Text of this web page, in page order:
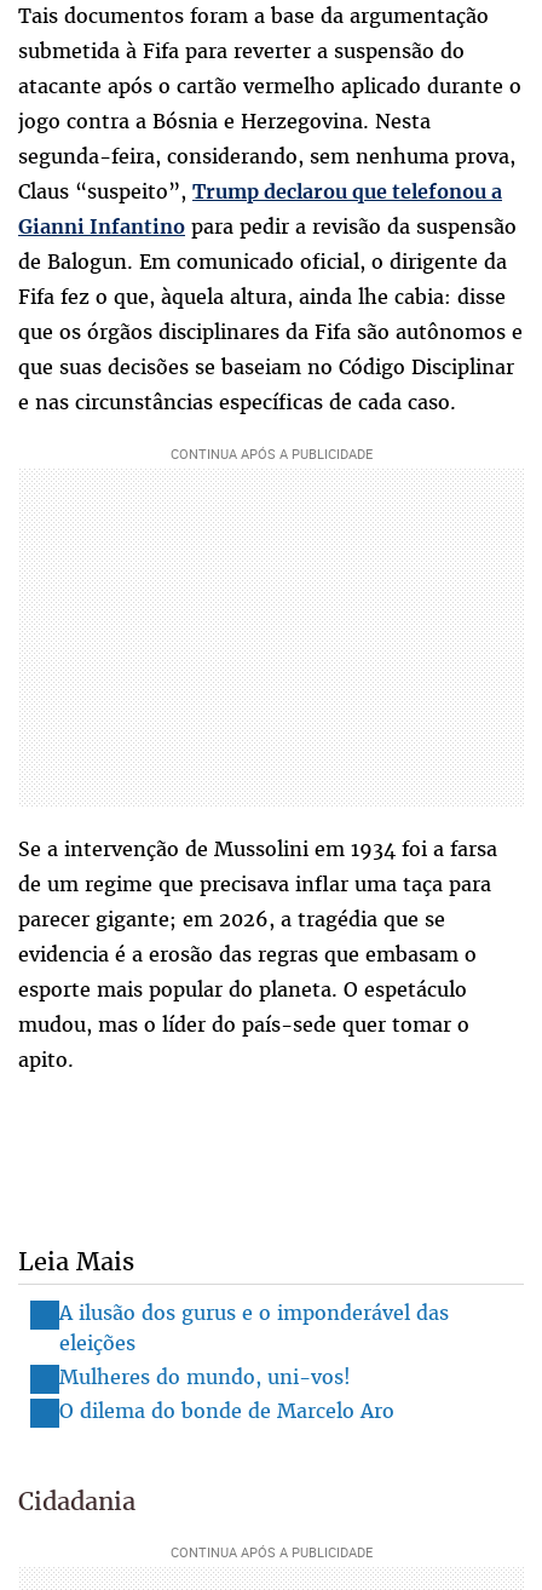
Tais documentos foram a base da argumentação
submetida à Fifa para reverter a suspensão do
atacante após o cartão vermelho aplicado durante o
jogo contra a Bósnia e Herzegovina. Nesta
segunda-feira, considerando, sem nenhuma prova,
Claus “suspeito”, Trump declarou que telefonou a
Gianni Infantino para pedir a revisão da suspensão
de Balogun. Em comunicado oficial, o dirigente da
Fifa fez o que, àquela altura, ainda lhe cabia: disse
que os órgãos disciplinares da Fifa são autônomos e
que suas decisões se baseiam no Código Disciplinar
e nas circunstâncias específicas de cada caso.
Se a intervenção de Mussolini em 1934 foi a farsa
de um regime que precisava inflar uma taça para
parecer gigante; em 2026, a tragédia que se
evidencia é a erosão das regras que embasam o
esporte mais popular do planeta. O espetáculo
mudou, mas o líder do país-sede quer tomar o
apito.
Leia Mais
A ilusão dos gurus e o imponderável das
eleições
Mulheres do mundo, uni-vos!
O dilema do bonde de Marcelo Aro
Cidadania